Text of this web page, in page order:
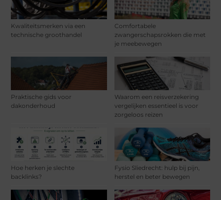
Kwaliteitsmerken via een
technische groothandel
Comfortabele
zwangerschapsrokken die met
je meebewegen
Praktische gids voor
dakonderhoud
Waarom een reisverzekering
vergelijken essentieel is voor
zorgeloos reizen
Hoe herken je slechte
backlinks?
Fysio Sliedrecht: hulp bij pijn,
herstel en beter bewegen